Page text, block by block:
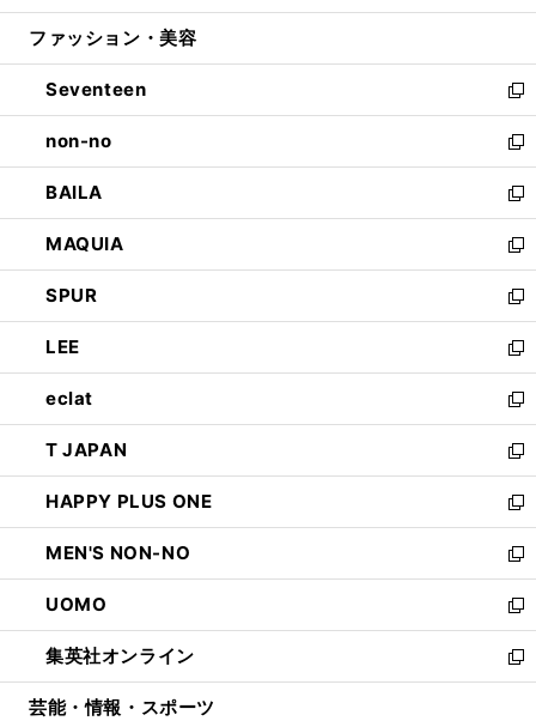
開
ウ
開
く
ン
ウ
で
開
く
ウ
ン
ド
ウ
で
開
く
ファッション・美容
Seventeen
新
し
い
ウ
ィ
ン
ド
ウ
で
開
く
non-no
新
し
い
ウ
ィ
ン
ド
ウ
で
開
く
BAILA
新
し
い
ウ
ィ
ン
ド
ウ
で
開
く
MAQUIA
新
し
い
ウ
ィ
ン
ド
ウ
で
開
く
SPUR
新
し
い
ウ
ィ
ン
ド
ウ
で
開
く
LEE
新
し
い
ウ
ィ
ン
ド
ウ
で
開
く
eclat
新
し
い
ウ
ィ
ン
ド
ウ
で
開
く
T JAPAN
新
し
い
ウ
ィ
ン
ド
ウ
で
開
HAPPY PLUS ONE
新
し
い
ウ
ィ
ン
ド
ウ
MEN'S NON-NO
新
し
い
ウ
ィ
ン
UOMO
新
し
い
ウ
集英社オンライン
新
し
芸能・情報・スポーツ